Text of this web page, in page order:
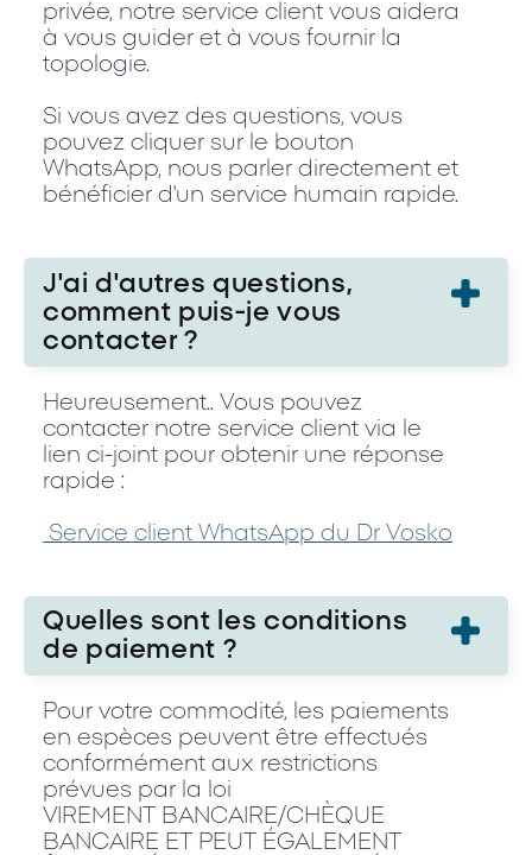
privée, notre service client vous aidera
à vous guider et à vous fournir la
topologie.
Si vous avez des questions, vous
pouvez cliquer sur le bouton
WhatsApp, nous parler directement et
bénéficier d'un service humain rapide.
J'ai d'autres questions,
comment puis-je vous
contacter ?
Heureusement.. Vous pouvez
contacter notre service client via le
lien ci-joint pour obtenir une réponse
rapide :
Service client WhatsApp du Dr Vosko
Quelles sont les conditions
de paiement ?
Pour votre commodité, les paiements
en espèces peuvent être effectués
conformément aux restrictions
prévues par la loi
VIREMENT BANCAIRE/CHÈQUE
BANCAIRE ET PEUT ÉGALEMENT